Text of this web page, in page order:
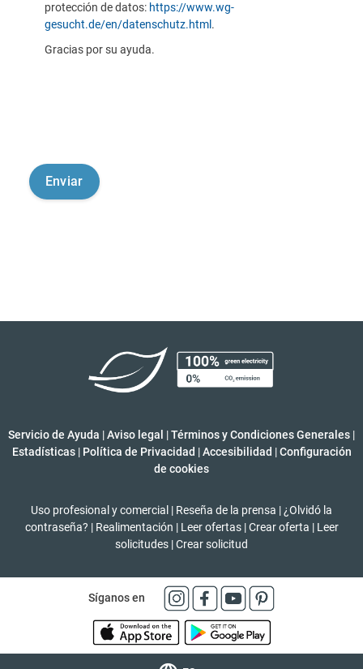
protección de datos: https://www.wg-
gesucht.de/en/datenschutz.html .
Gracias por su ayuda.
Servicio de Ayuda |Aviso legal |Términos y Condiciones Generales |
Estadísticas | Política de Privacidad | Accesibilidad | Configuración
de cookies
Uso profesional y comercial | Reseña de la prensa | ¿Olvidó la
contraseña? | Realimentación | Leer ofertas | Crear oferta | Leer
solicitudes |Crear solicitud
Síganos en